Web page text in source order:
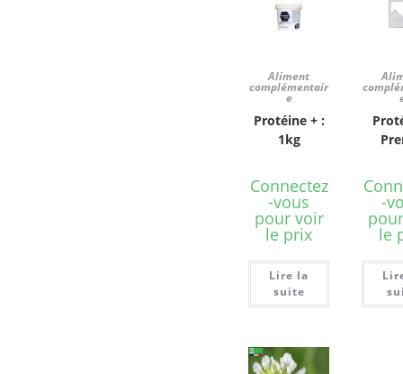
Aliment
complémentair
e
Protéine + :
1kg
Connectez
-vous
pour voir
le prix
Lire la
suite
-
le